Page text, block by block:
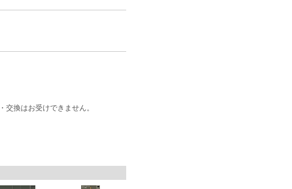
換はお受けできません。